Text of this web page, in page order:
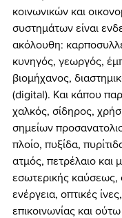
κοινωνικών και
συστημάτων είναι
ακόλουθη:
κυνηγός, γεωργός,
βιομήχανος,
(digital). Και κάπου
χαλκός, σίδηρος,
σημείων
πλοίο, πυξίδα,
ατμός, πετρέλαιο και
εσωτερικής καύσεως,
ενέργεια, οπτικές
επικοινωνίας και